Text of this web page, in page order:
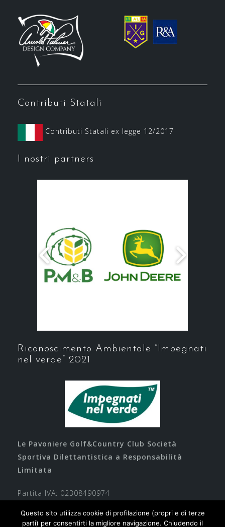
Contributi Statali
Contributi Statali ex legge 12/2017
I nostri partners
Riconoscimento Ambientale “Impegnati
nel verde” 2021
Le Pavoniere Golf&Country Club Società
Sportiva Dilettantistica a Responsabilità
Limitata
Partita IVA: 02308490974
Questo sito utilizza cookie di profilazione (propri e di terze
parti) per consentirti la migliore navigazione. Chiudendo il